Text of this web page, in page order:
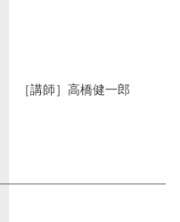
［講師］高橋健一郎